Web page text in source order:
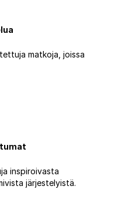
matkoja, joissa
inspiroivasta
järjestelyistä.